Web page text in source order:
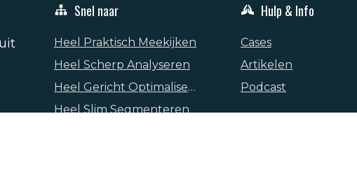
Snel naar
Heel Praktisch Meekijken
Heel Scherp Analyseren
Heel Gericht Optimaliseren
Heel Slim Segmenteren
Hulp & Info
Cases
Artikelen
Podcast